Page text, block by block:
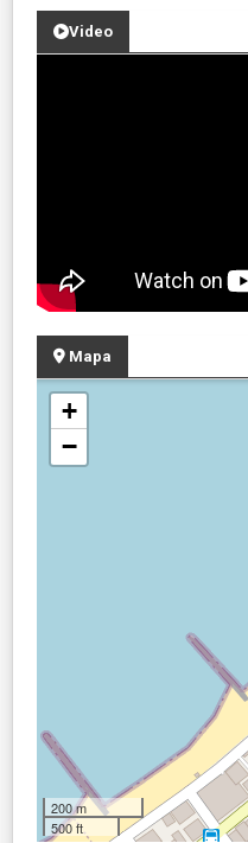
Video
Mapa
+
−
200 m
500 ft